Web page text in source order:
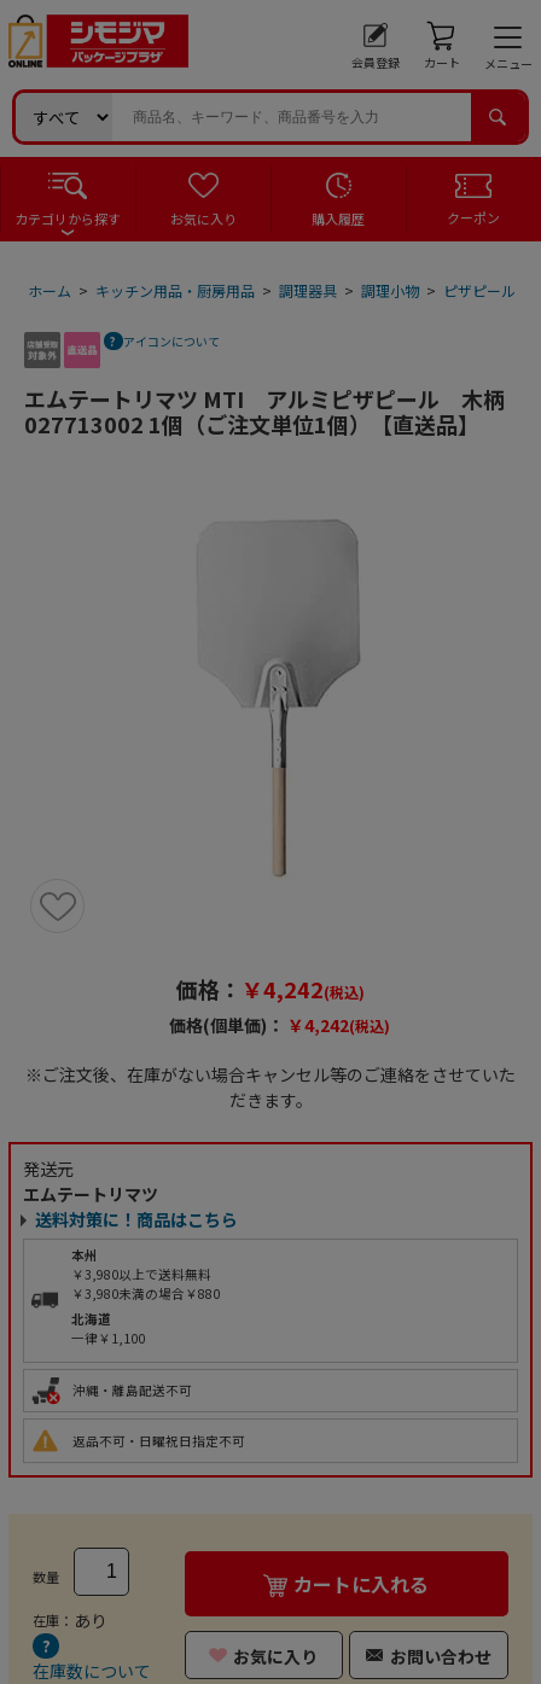
会員登録 カート メニュー
カテゴリから探す お気に入り 購入履歴 クーポン
ホーム > キッチン用品・厨房用品 > 調理器具 > 調理小物 > ピザピール
アイコンについて
エムテートリマツ MTI アルミピザピール 木柄
027713002 1個（ご注文単位1個）【直送品】
価格： ￥4,242(税込)
価格(個単価)： ￥4,242(税込)
※ご注文後、在庫がない場合キャンセル等のご連絡をさせていた
だきます。
発送元
エムテートリマツ
送料対策に！商品はこちら
本州
￥3,980以上で送料無料
￥3,980未満の場合￥880
北海道
一律￥1,100
沖縄・離島配送不可
返品不可・日曜祝日指定不可
数量
在庫： あり
在庫数について
カートに入れる
お気に入り お問い合わせ